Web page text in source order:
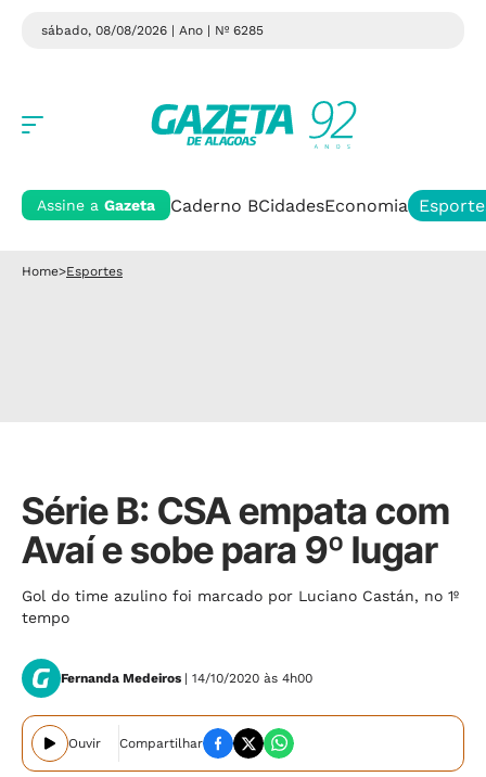
sábado, 08/08/2026 | Ano | Nº 6285
Assine a Gazeta Caderno BCidadesEconomia
Home>Esportes
Série B: CSA empata com
Avaí e sobe para 9º lugar
Gol do time azulino foi marcado por Luciano Castán, no 1º
tempo
Fernanda Medeiros | 14/10/2020 às 4h00
Ouvir Compartilhar